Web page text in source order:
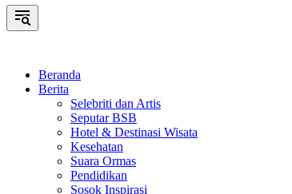
Beranda
Berita
Selebriti dan Artis
Seputar BSB
Hotel & Destinasi Wisata
Kesehatan
Suara Ormas
Pendidikan
Sosok Inspirasi